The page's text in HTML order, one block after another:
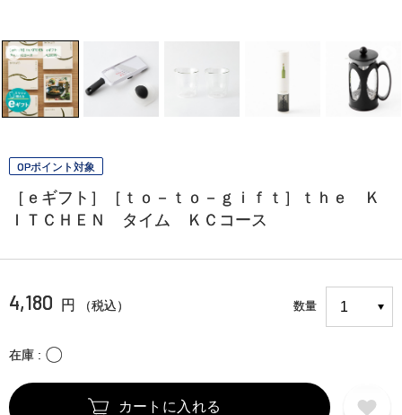
OPポイント対象
［ｅギフト］［ｔｏ－ｔｏ－ｇｉｆｔ］ｔｈｅ Ｋ
ＩＴＣＨＥＮ タイム ＫＣコース
4,180 円 （税込） 数量
在庫 〇
カートに入れる